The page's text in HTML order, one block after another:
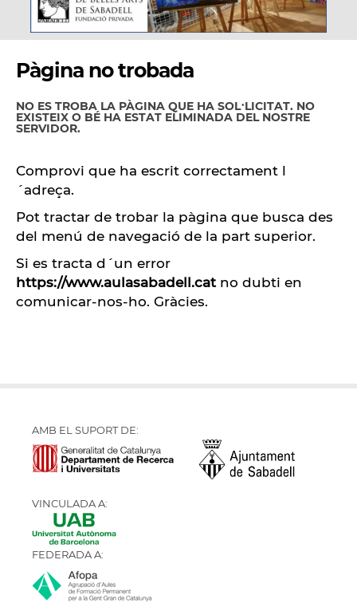
Pàgina no trobada
NO ES TROBA LA PÀGINA QUE HA SOL·LICITAT. NO
EXISTEIX O BÉ HA ESTAT ELIMINADA DEL NOSTRE
SERVIDOR.
Comprovi que ha escrit correctament l
´adreça.
Pot tractar de trobar la pàgina que busca des
del menú de navegació de la part superior.
Si es tracta d´un error
https://www.aulasabadell.catno dubti en
comunicar-nos-ho. Gràcies.
AMB EL SUPORT DE:
VINCULADA A:
FEDERADA A: